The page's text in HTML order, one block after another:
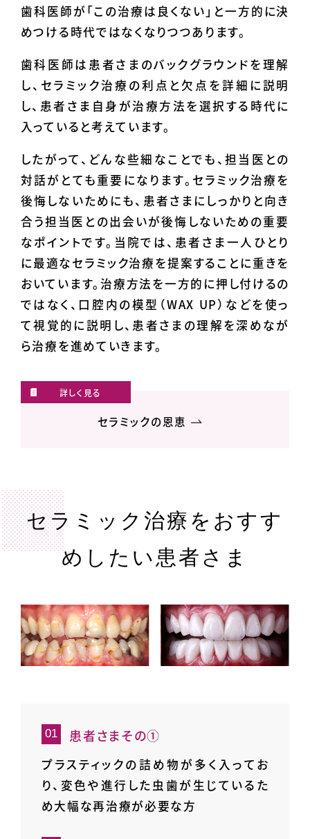
歯科医師が「この治療は良くない」と一方的に決
めつける時代ではなくなりつつあります。
歯科医師は患者さまのバックグラウンドを理解
し、セラミック治療の利点と欠点を詳細に説明
し、患者さま自身が治療方法を選択する時代に
入っていると考えています。
したがって、どんな些細なことでも、担当医との
対話がとても重要になります。セラミック治療を
後悔しないためにも、患者さまにしっかりと向き
合う担当医との出会いが後悔しないための重要
なポイントです。当院では、患者さま一人ひとり
に最適なセラミック治療を提案することに重きを
おいています。治療方法を一方的に押し付けるの
ではなく、口腔内の模型（WAX UP）などを使っ
て視覚的に説明し、患者さまの理解を深めなが
ら治療を進めていきます。
セラミックの恩恵
セラミック治療をおすす
めしたい患者さま
患者さまその①
プラスティックの詰め物が多く入ってお
り、変色や進行した虫歯が生じているた
め大幅な再治療が必要な方